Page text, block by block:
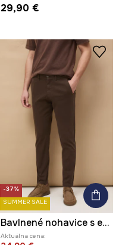
29,90 €
-37%
SUMMER SALE
Bavlnené nohavice s elastanom, hladké
Aktuálna cena: